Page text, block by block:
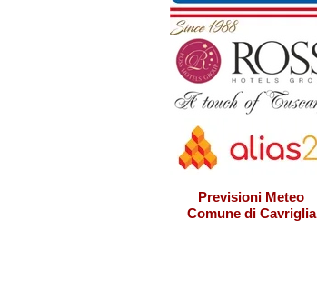
Previsioni Meteo
Comune di Cavriglia